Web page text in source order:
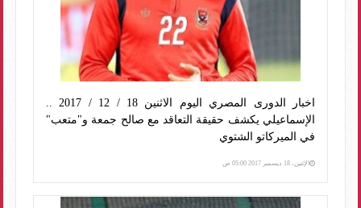
اخبار الدورى المصري اليوم الاثنين 18 / 12 / 2017 ..
الإسماعيلي يكشف حقيقة التعاقد مع صالح جمعة و"متعب"
في الميركاتو الشتوي
الإثنين، 18 ديسمبر 2017 05:00 ص